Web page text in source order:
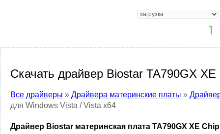
Скачать драйвер Biostar TA790GX
Все драйверы » Драйвера материнские платы »
для Windows Vista / Vista x64
Драйвер Biostar материнская плата TA790GX XE